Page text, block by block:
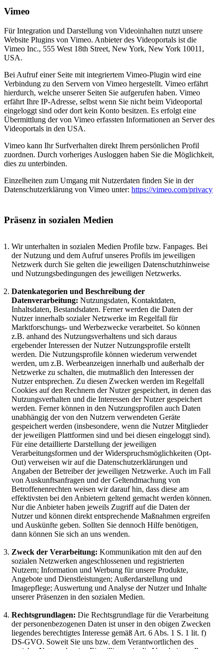
Vimeo
Für Integration und Darstellung von Videoinhalten nutzt unsere
Website Plugins von Vimeo. Anbieter des Videoportals ist die
Vimeo Inc., 555 West 18th Street, New York, New York 10011,
USA.
Bei Aufruf einer Seite mit integriertem Vimeo-Plugin wird eine
Verbindung zu den Servern von Vimeo hergestellt. Vimeo erfährt
hierdurch, welche unserer Seiten Sie aufgerufen haben. Vimeo
erfährt Ihre IP-Adresse, selbst wenn Sie nicht beim Videoportal
eingeloggt sind oder dort kein Konto besitzen. Es erfolgt eine
Übermittlung der von Vimeo erfassten Informationen an Server des
Videoportals in den USA.
Vimeo kann Ihr Surfverhalten direkt Ihrem persönlichen Profil
zuordnen. Durch vorheriges Ausloggen haben Sie die Möglichkeit,
dies zu unterbinden.
Einzelheiten zum Umgang mit Nutzerdaten finden Sie in der
Datenschutzerklärung von Vimeo unter: https://vimeo.com/privacy
Präsenz in sozialen Medien
Wir unterhalten in sozialen Medien Profile bzw. Fanpages. Bei
der Nutzung und dem Aufruf unseres Profils im jeweiligen
Netzwerk durch Sie gelten die jeweiligen Datenschutzhinweise
und Nutzungsbedingungen des jeweiligen Netzwerks.
Datenkategorien und Beschreibung der
Datenverarbeitung: Nutzungsdaten, Kontaktdaten,
Inhaltsdaten, Bestandsdaten. Ferner werden die Daten der
Nutzer innerhalb sozialer Netzwerke im Regelfall für
Marktforschungs- und Werbezwecke verarbeitet. So können
z.B. anhand des Nutzungsverhaltens und sich daraus
ergebender Interessen der Nutzer Nutzungsprofile erstellt
werden. Die Nutzungsprofile können wiederum verwendet
werden, um z.B. Werbeanzeigen innerhalb und außerhalb der
Netzwerke zu schalten, die mutmaßlich den Interessen der
Nutzer entsprechen. Zu diesen Zwecken werden im Regelfall
Cookies auf den Rechnern der Nutzer gespeichert, in denen das
Nutzungsverhalten und die Interessen der Nutzer gespeichert
werden. Ferner können in den Nutzungsprofilen auch Daten
unabhängig der von den Nutzern verwendeten Geräte
gespeichert werden (insbesondere, wenn die Nutzer Mitglieder
der jeweiligen Plattformen sind und bei diesen eingeloggt sind).
Für eine detaillierte Darstellung der jeweiligen
Verarbeitungsformen und der Widerspruchsmöglichkeiten (Opt-
Out) verweisen wir auf die Datenschutzerklärungen und
Angaben der Betreiber der jeweiligen Netzwerke. Auch im Fall
von Auskunftsanfragen und der Geltendmachung von
Betroffenenrechten weisen wir darauf hin, dass diese am
effektivsten bei den Anbietern geltend gemacht werden können.
Nur die Anbieter haben jeweils Zugriff auf die Daten der
Nutzer und können direkt entsprechende Maßnahmen ergreifen
und Auskünfte geben. Sollten Sie dennoch Hilfe benötigen,
dann können Sie sich an uns wenden.
Zweck der Verarbeitung: Kommunikation mit den auf den
sozialen Netzwerken angeschlossenen und registrierten
Nutzern; Information und Werbung für unsere Produkte,
Angebote und Dienstleistungen; Außerdarstellung und
Imagepflege; Auswertung und Analyse der Nutzer und Inhalte
unserer Präsenzen in den sozialen Medien.
Rechtsgrundlagen: Die Rechtsgrundlage für die Verarbeitung
der personenbezogenen Daten ist unser in den obigen Zwecken
liegendes berechtigtes Interesse gemäß Art. 6 Abs. 1 S. 1 lit. f)
DS-GVO. Soweit Sie uns bzw. dem Verantwortlichen des